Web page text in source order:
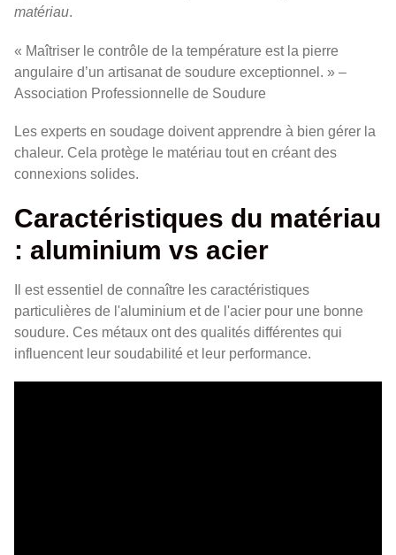
matériau.
« Maîtriser le contrôle de la température est la pierre
angulaire d’un artisanat de soudure exceptionnel. » –
Association Professionnelle de Soudure
Les experts en soudage doivent apprendre à bien gérer la
chaleur. Cela protège le matériau tout en créant des
connexions solides.
Caractéristiques du matériau
: aluminium vs acier
Il est essentiel de connaître les caractéristiques
particulières de l'aluminium et de l'acier pour une bonne
soudure. Ces métaux ont des qualités différentes qui
influencent leur soudabilité et leur performance.